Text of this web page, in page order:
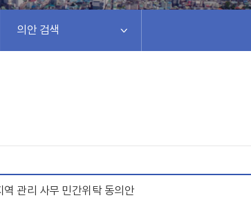
의안 검색
관리 사무 민간위탁 동의안